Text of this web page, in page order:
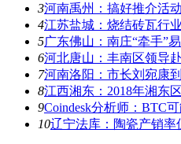
3河南禹州：搞好推介活
4江苏盐城：烧结砖瓦行
5广东佛山：南庄“牵手”
6河北唐山：丰南区领导
7河南洛阳：市长刘宛康
8江西湘东：2018年湘东
9Coindesk分析师：BTC
10辽宁法库：陶瓷产销率